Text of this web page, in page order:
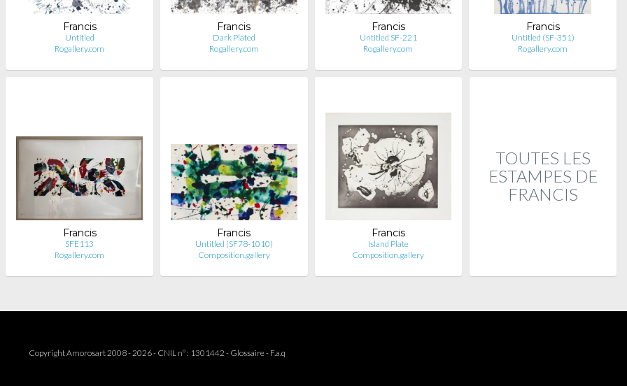
Francis
Untitled
Rogallery.com
Francis
Dark Plated
Rogallery.com
Francis
Untitled SF-221
Rogallery.com
Francis
Untitled (SF-351)
Rogallery.com
Francis
SFE113
Rogallery.com
Francis
Untitled (SF78-1010)
Composition.gallery
Francis
Island Plate
Composition.gallery
TOUTES LES
ESTAMPES DE
FRANCIS
Copyright Amorosart 2008 - 2026 - CNIL n° : 1301442 - Glossaire- F.a.q